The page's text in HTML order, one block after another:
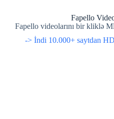
Fapello
Fapello videolarını bir kliklə
-> İndi 10.000+ saytdan